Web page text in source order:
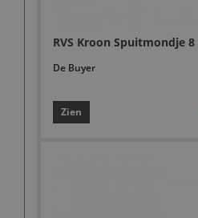
RVS Kroon Spuitmondje
De Buyer
Zien